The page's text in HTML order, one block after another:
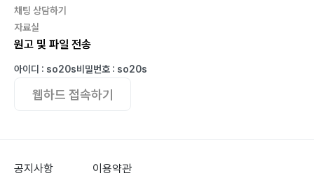
채팅 상담하기
자료실
원고 및 파일 전송
아이디 : so20s비밀번호 : so20s
웹하드 접속하기
공지사항 이용약관